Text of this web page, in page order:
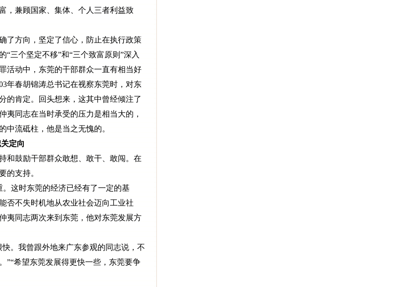
，兼顾国家、集体、个人三者利益致
了方向，坚定了信心，防止在执行政策
三个坚定不移”和“三个致富原则”深入
活动中，东莞的干部群众一直有相当好
年春胡锦涛总书记在视察东莞时，对东
的肯定。回头想来，这其中曾经倾注了
夷同志在当时承受的压力是相当大的，
中流砥柱，他是当之无愧的。
定向
和鼓励干部群众敢想、敢干、敢闯。在
的支持。
这时东莞的经济已经有了一定的基
否不失时机地从农业社会迈向工业社
夷同志两次来到东莞，他对东莞发展方
。我曾跟外地来广东参观的同志说，不
”“希望东莞发展得更快一些，东莞要争